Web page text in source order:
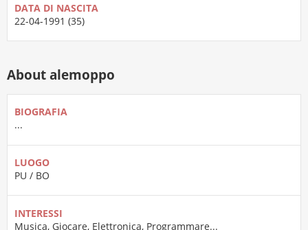
DATA DI NASCITA
22-04-1991 (35)
About alemoppo
BIOGRAFIA
...
LUOGO
PU / BO
INTERESSI
Musica, Giocare, Elettronica, Programmare...